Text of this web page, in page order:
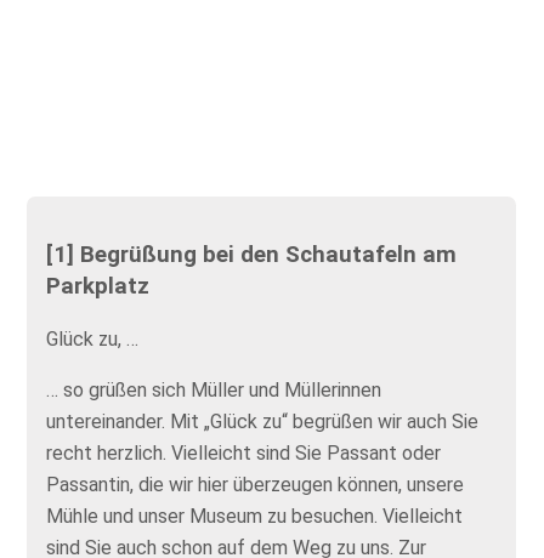
[1] Begrüßung bei den Schautafeln am
Parkplatz
Glück zu, …
… so grüßen sich Müller und Müllerinnen
untereinander. Mit „Glück zu“ begrüßen wir auch Sie
recht herzlich. Vielleicht sind Sie Passant oder
Passantin, die wir hier überzeugen können, unsere
Mühle und unser Museum zu besuchen. Vielleicht
sind Sie auch schon auf dem Weg zu uns. Zur